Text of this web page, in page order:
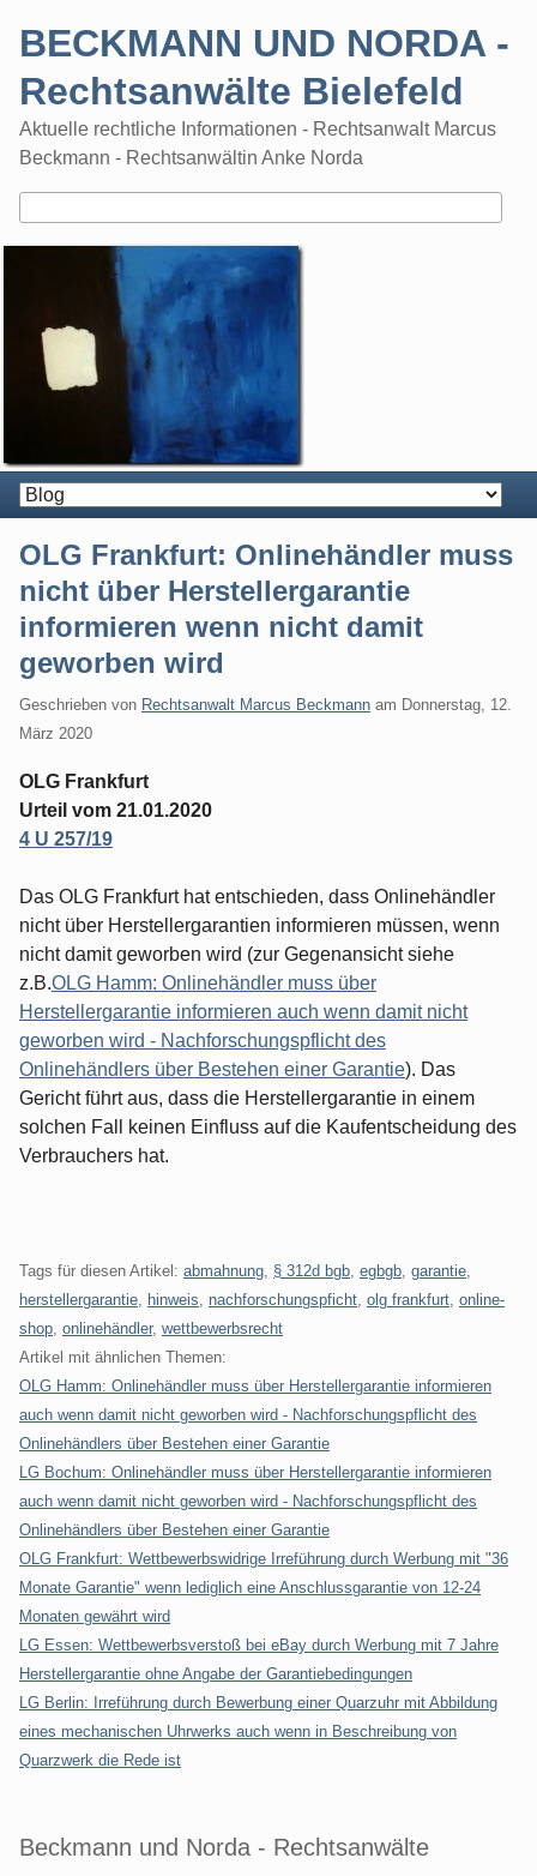
BECKMANN UND NORDA -
Rechtsanwälte Bielefeld
Aktuelle rechtliche Informationen - Rechtsanwalt Marcus
Beckmann - Rechtsanwältin Anke Norda
OLG Frankfurt: Onlinehändler muss
nicht über Herstellergarantie
informieren wenn nicht damit
geworben wird
Geschrieben von Rechtsanwalt Marcus Beckmann am Donnerstag, 12.
März 2020
OLG Frankfurt
Urteil vom 21.01.2020
4 U 257/19
Das OLG Frankfurt hat entschieden, dass Onlinehändler
nicht über Herstellergarantien informieren müssen, wenn
nicht damit geworben wird (zur Gegenansicht siehe
z.B.OLG Hamm: Onlinehändler muss über
Herstellergarantie informieren auch wenn damit nicht
geworben wird - Nachforschungspflicht des
Onlinehändlers über Bestehen einer Garantie). Das
Gericht führt aus, dass die Herstellergarantie in einem
solchen Fall keinen Einfluss auf die Kaufentscheidung des
Verbrauchers hat.
Tags für diesen Artikel: abmahnung § 312d bgb egbgb garantie
herstellergarantie
hinweis nachforschungspficht olg frankfurt online-
shop onlinehändler, wettbewerbsrecht
Artikel mit ähnlichen Themen:
OLG Hamm: Onlinehändler muss über Herstellergarantie informieren
auch wenn damit nicht geworben wird - Nachforschungspflicht des
Onlinehändlers über Bestehen einer Garantie
LG Bochum: Onlinehändler muss über Herstellergarantie informieren
auch wenn damit nicht geworben wird - Nachforschungspflicht des
Onlinehändlers über Bestehen einer Garantie
OLG Frankfurt: Wettbewerbswidrige Irreführung durch Werbung mit "36
Monate Garantie" wenn lediglich eine Anschlussgarantie von 12-24
Monaten gewährt wird
LG Essen: Wettbewerbsverstoß bei eBay durch Werbung mit 7 Jahre
Herstellergarantie ohne Angabe der Garantiebedingungen
LG Berlin: Irreführung durch Bewerbung einer Quarzuhr mit Abbildung
eines mechanischen Uhrwerks auch wenn in Beschreibung von
Quarzwerk die Rede ist
Beckmann und Norda - Rechtsanwälte